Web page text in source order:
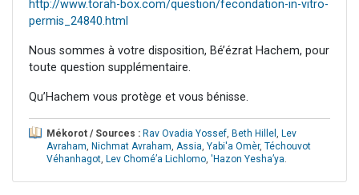
http://www.torah-box.com/question/fecondation-in-vitro-
permis_24840.html
Nous sommes à votre disposition, Bé’ézrat Hachem, pour
toute question supplémentaire.
Qu’Hachem vous protège et vous bénisse.
Mékorot / Sources : Rav Ovadia Yossef, Beth Hillel , Lev
Avraham, Nichmat Avraham, Assia, Yabi'a Omèr, Téchouvot
Véhanhagot, Lev Chomé’a Lichlomo, 'Hazon Yesha’ya.